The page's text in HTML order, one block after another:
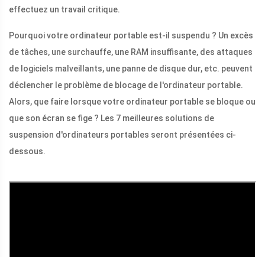
effectuez un travail critique.
Pourquoi votre ordinateur portable est-il suspendu ? Un excès
de tâches, une surchauffe, une RAM insuffisante, des attaques
de logiciels malveillants, une panne de disque dur, etc. peuvent
déclencher le problème de blocage de l'ordinateur portable.
Alors, que faire lorsque votre ordinateur portable se bloque ou
que son écran se fige ? Les 7 meilleures solutions de
suspension d'ordinateurs portables seront présentées ci-
dessous.